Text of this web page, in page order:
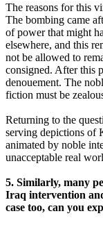
The reasons for this
The bombing came
of power that might
elsewhere, and this
not be allowed to
consigned. After this
denouement. The
fiction must be
Returning to the
serving depictions of
animated by noble
unacceptable real
5. Similarly, many
Iraq intervention
case too, can you